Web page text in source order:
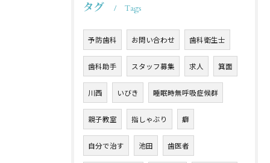
タグ Tags
予防歯科 お問い合わせ 歯科衛生士
歯科助手 スタッフ募集 求人 箕面
川西 いびき 睡眠時無呼吸症候群
親子教室 指しゃぶり 癖
自分で治す 池田 歯医者